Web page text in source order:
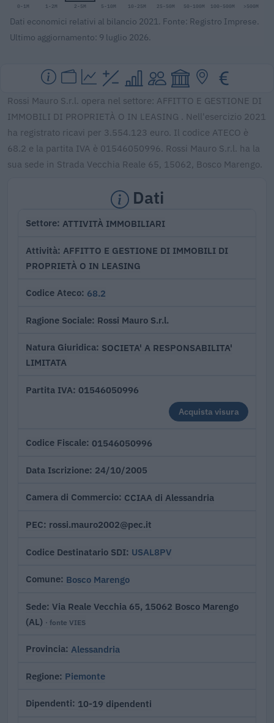
0-1M 1-2M 2-5M 5-10M 10-25M 25-50M 50-100M 100-500M >500M
Dati economici relativi al bilancio 2021. Fonte: Registro Imprese.
Ultimo aggiornamento: 9 luglio 2026.
Rossi Mauro S.r.l. opera nel settore: AFFITTO E GESTIONE DI
IMMOBILI DI PROPRIETÀ O IN LEASING . Nell'esercizio 2021
ha registrato ricavi per 3.554.123 euro. Il codice ATECO è
68.2 e la partita IVA è 01546050996. Rossi Mauro S.r.l. ha la
sua sede in Strada Vecchia Reale 65, 15062, Bosco Marengo.
Dati
Settore ATTIVITÀ IMMOBILIARI
Attività AFFITTO E GESTIONE DI IMMOBILI DI
PROPRIETÀ O IN LEASING
Codice Ateco 68.2
Ragione Sociale Rossi Mauro S.r.l.
Natura Giuridica SOCIETA' A RESPONSABILITA'
LIMITATA
Partita IVA 01546050996
Acquista visura
Codice Fiscale 01546050996
Data Iscrizione 24/10/2005
Camera di Commercio CCIAA di Alessandria
PEC rossi.mauro2002@pec.it
Codice Destinatario SDI USAL8PV
Comune Bosco Marengo
Sede Via Reale Vecchia 65, 15062 Bosco Marengo
(AL) · fonte VIES
Provincia Alessandria
Regione Piemonte
Dipendenti 10-19 dipendenti